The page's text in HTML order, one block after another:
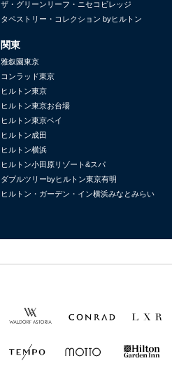
ザ・グリーンリーフ・ニセコビレッジ
タペストリー・コレクション byヒルトン
関東
雅叙園東京
コンラッド東京
ヒルトン東京
ヒルトン東京お台場
ヒルトン東京ベイ
ヒルトン成田
ヒルトン横浜
ヒルトン小田原リゾート&スパ
ダブルツリーbyヒルトン東京有明
ヒルトン・ガーデン・イン横浜みなとみらい
Astoria
Hotels &
Resorts
Garden
Inn